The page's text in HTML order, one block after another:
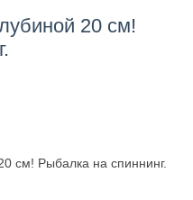
20 см!